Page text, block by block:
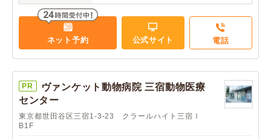
ネット予約 公式サイト 電話
PR
ヴァンケット動物病院 三宿動物医療
センター
東京都世田谷区三宿1-3-23 クラールハイト三宿Ⅰ
B1F